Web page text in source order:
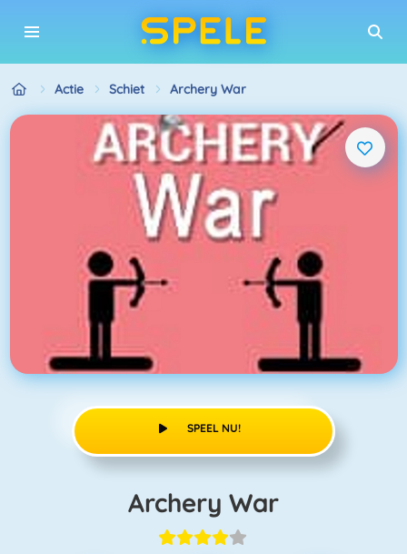
Actie Schiet Archery War
SPEEL NU!
Archery War